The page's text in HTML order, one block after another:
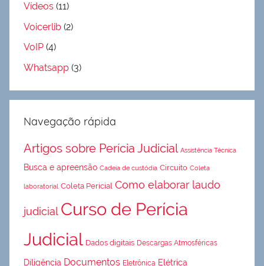
Vídeos (11)
Voicerlib (2)
VoIP (4)
Whatsapp (3)
Navegação rápida
Artigos sobre Perícia Judicial Assistência Técnica
Busca e apreensão Cadeia de custódia Circuito Coleta
laboratorial Coleta Pericial Como elaborar laudo
judicial Curso de Perícia
Judicial Dados digitais Descargas Atmosféricas
Diligência Documentos Eletrônica Elétrica